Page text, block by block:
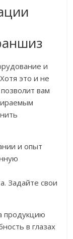
и
это и не
вам
и опыт
Задайте свои
продукцию
в глазах